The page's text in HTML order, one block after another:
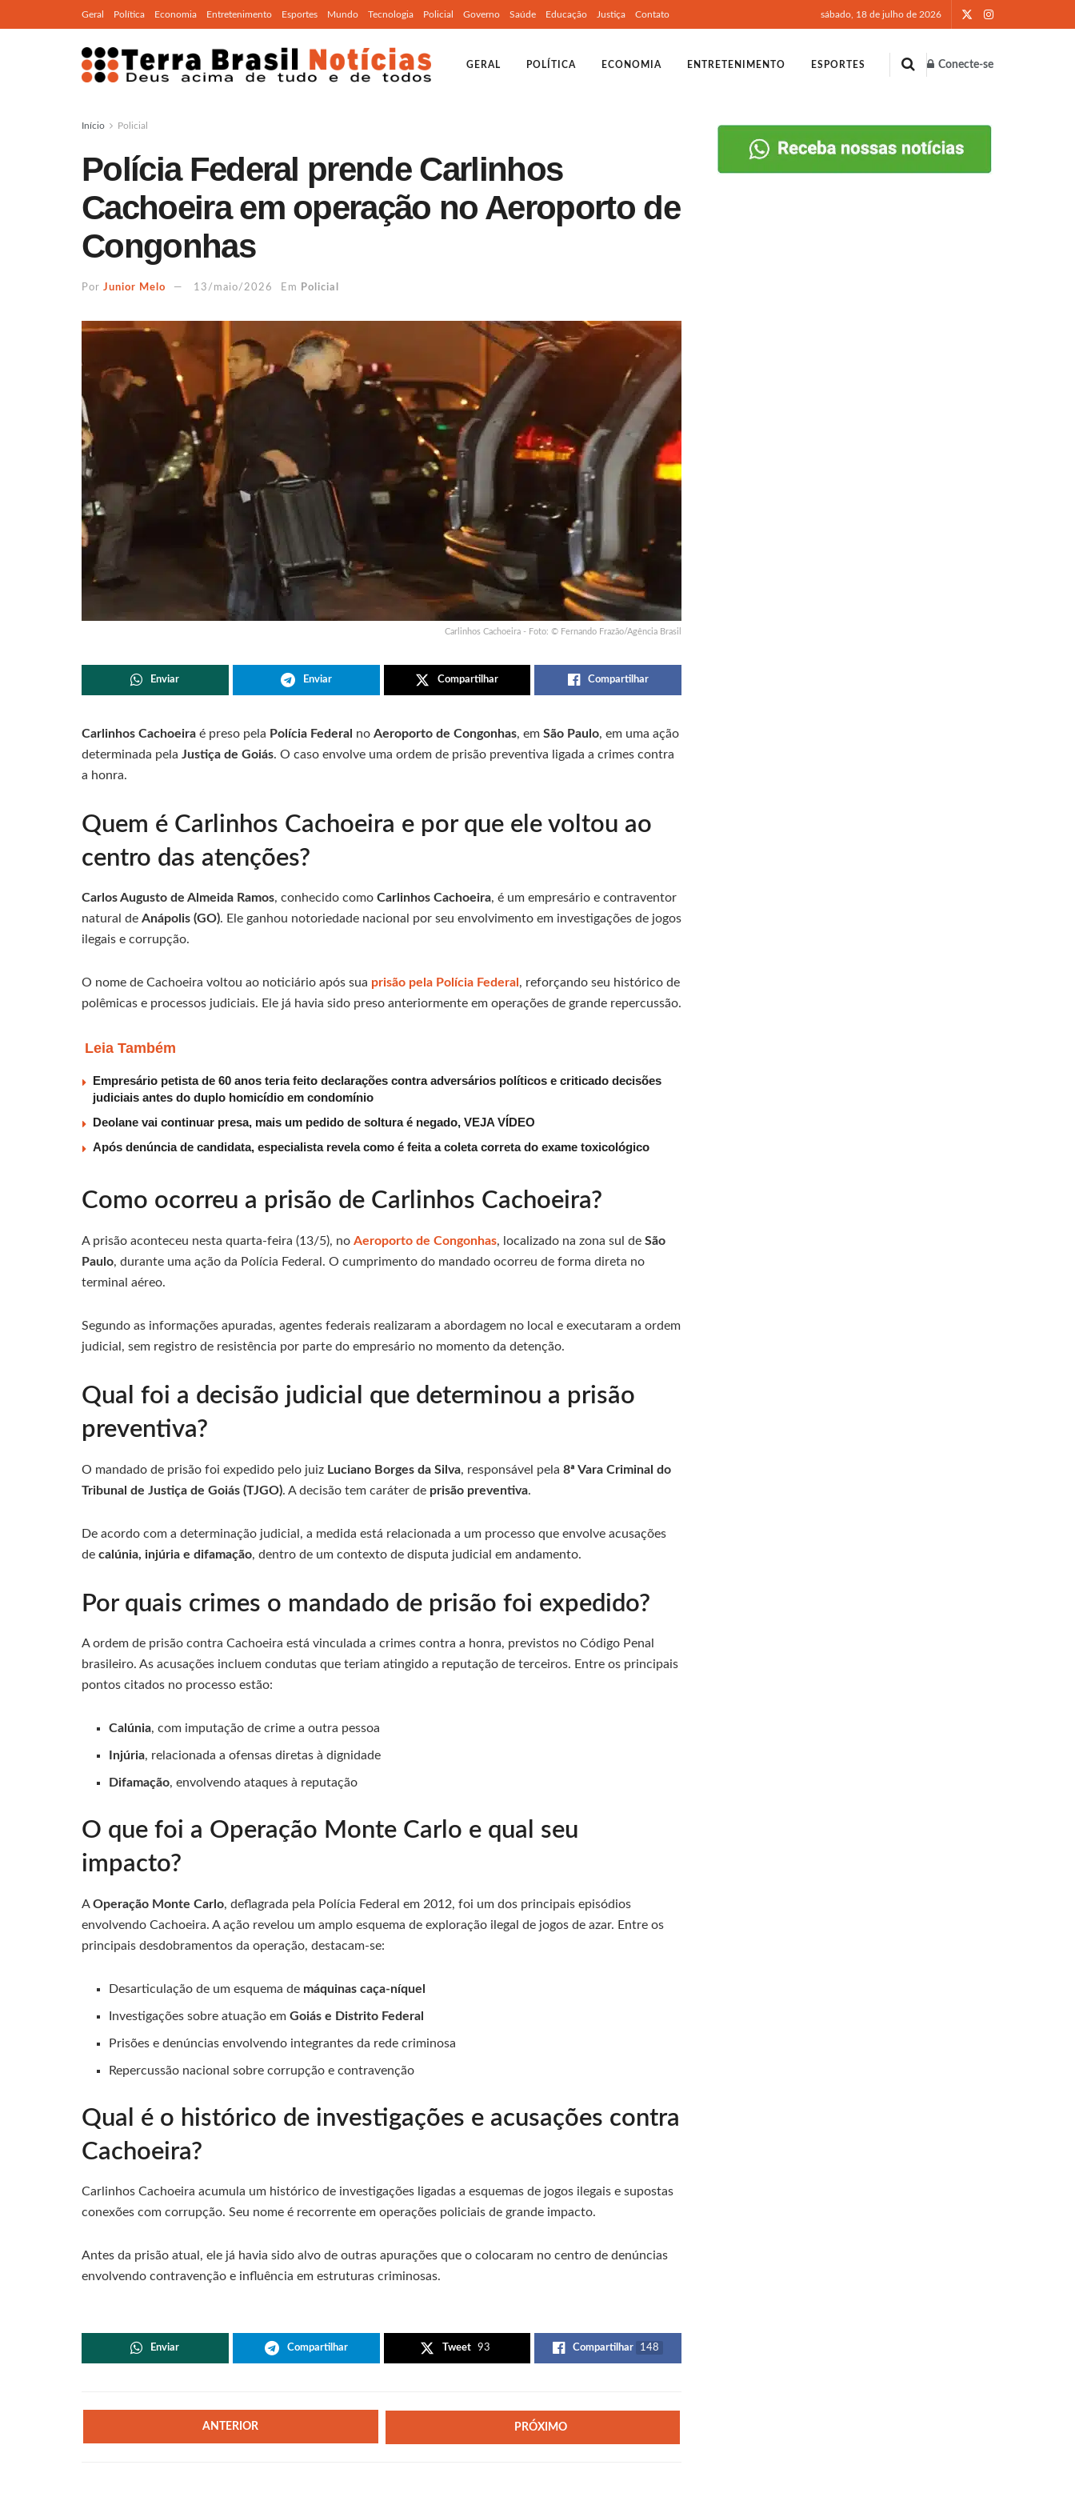
Geral Política Economia Entretenimento Esportes Mundo Tecnologia Policial Governo Saúde Educação Justiça Contato sábado, 18 de julho de 2026
GERAL POLÍTICA ECONOMIA ENTRETENIMENTO ESPORTES Conecte-se
Início Policial
Polícia Federal prende Carlinhos
Cachoeira em operação no Aeroporto de
Congonhas
Por Junior Melo 13/maio/2026 Em Policial
Carlinhos Cachoeira - Foto: © Fernando Frazão/Agência Brasil
Enviar Enviar Compartilhar Compartilhar
Carlinhos Cachoeira é preso pela Polícia Federal no Aeroporto de Congonhas, em São Paulo, em uma ação
determinada pela Justiça de Goiás. O caso envolve uma ordem de prisão preventiva ligada a crimes contra
a honra.
Quem é Carlinhos Cachoeira e por que ele voltou ao
centro das atenções?
Carlos Augusto de Almeida Ramos, conhecido como Carlinhos Cachoeira, é um empresário e contraventor
natural de Anápolis (GO). Ele ganhou notoriedade nacional por seu envolvimento em investigações de jogos
ilegais e corrupção.
O nome de Cachoeira voltou ao noticiário após sua prisão pela Polícia Federal , reforçando seu histórico de
polêmicas e processos judiciais. Ele já havia sido preso anteriormente em operações de grande repercussão.
Leia Também
Empresário petista de 60 anos teria feito declarações contra adversários políticos e criticado decisões
judiciais antes do duplo homicídio em condomínio
Deolane vai continuar presa, mais um pedido de soltura é negado, VEJA VÍDEO
Após denúncia de candidata, especialista revela como é feita a coleta correta do exame toxicológico
Como ocorreu a prisão de Carlinhos Cachoeira?
A prisão aconteceu nesta quarta-feira (13/5), no Aeroporto de Congonhas, localizado na zona sul de São
Paulo, durante uma ação da Polícia Federal. O cumprimento do mandado ocorreu de forma direta no
terminal aéreo.
Segundo as informações apuradas, agentes federais realizaram a abordagem no local e executaram a ordem
judicial, sem registro de resistência por parte do empresário no momento da detenção.
Qual foi a decisão judicial que determinou a prisão
preventiva?
O mandado de prisão foi expedido pelo juiz Luciano Borges da Silva, responsável pela 8ª Vara Criminal do
Tribunal de Justiça de Goiás (TJGO). A decisão tem caráter de prisão preventiva.
De acordo com a determinação judicial, a medida está relacionada a um processo que envolve acusações
de calúnia, injúria e difamação, dentro de um contexto de disputa judicial em andamento.
Por quais crimes o mandado de prisão foi expedido?
A ordem de prisão contra Cachoeira está vinculada a crimes contra a honra, previstos no Código Penal
brasileiro. As acusações incluem condutas que teriam atingido a reputação de terceiros. Entre os principais
pontos citados no processo estão:
Calúnia, com imputação de crime a outra pessoa
Injúria, relacionada a ofensas diretas à dignidade
Difamação, envolvendo ataques à reputação
O que foi a Operação Monte Carlo e qual seu
impacto?
AOperação Monte Carlo, deflagrada pela Polícia Federal em 2012, foi um dos principais episódios
envolvendo Cachoeira. A ação revelou um amplo esquema de exploração ilegal de jogos de azar. Entre os
principais desdobramentos da operação, destacam-se:
Desarticulação de um esquema de máquinas caça-níquel
Investigações sobre atuação emGoiás e Distrito Federal
Prisões e denúncias envolvendo integrantes da rede criminosa
Repercussão nacional sobre corrupção e contravenção
Qual é o histórico de investigações e acusações contra
Cachoeira?
Carlinhos Cachoeira acumula um histórico de investigações ligadas a esquemas de jogos ilegais e supostas
conexões com corrupção. Seu nome é recorrente em operações policiais de grande impacto.
Antes da prisão atual, ele já havia sido alvo de outras apurações que o colocaram no centro de denúncias
envolvendo contravenção e influência em estruturas criminosas.
Enviar Compartilhar Tweet 93 Compartilhar 148
ANTERIOR PRÓXIMO